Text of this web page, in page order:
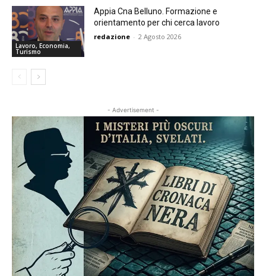
Lavoro, Economia,
Turismo
Appia Cna Belluno. Formazione e
orientamento per chi cerca lavoro
redazione - 2 Agosto 2026
- Advertisement -